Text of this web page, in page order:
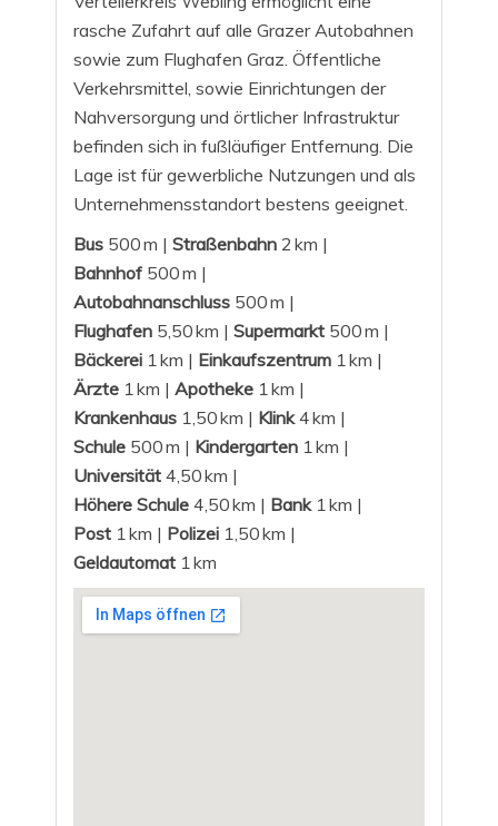
rasche Zufahrt auf alle Grazer Autobahnen
sowie zum Flughafen Graz. Öffentliche
Verkehrsmittel, sowie Einrichtungen der
Nahversorgung und örtlicher Infrastruktur
befinden sich in fußläufiger Entfernung. Die
Lage ist für gewerbliche Nutzungen und als
Unternehmensstandort bestens geeignet.
Bus 500 m | Straßenbahn 2 km |
Bahnhof 500 m |
Autobahnanschluss 500 m |
Flughafen 5,50 km | Supermarkt 500 m |
Bäckerei 1 km | Einkaufszentrum 1 km |
Ärzte 1 km | Apotheke 1 km |
Krankenhaus 1,50 km | Klink4 km |
Schule 500 m | Kindergarten 1 km |
Universität 4,50 km |
Höhere Schule 4,50 km | Bank1 km |
Post 1 km | Polizei 1,50 km |
Geldautomat 1 km